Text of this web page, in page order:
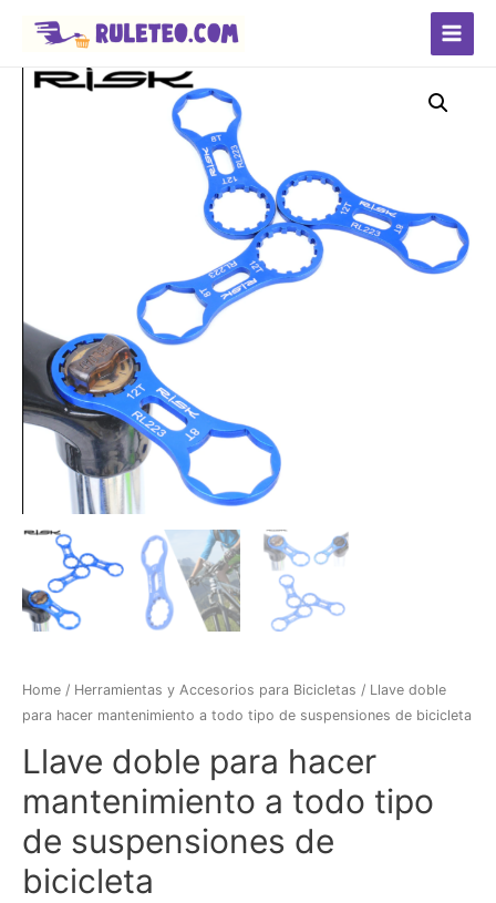
Main
Menu
Home / Herramientas y Accesorios para Bicicletas / Llave doble
para hacer mantenimiento a todo tipo de suspensiones de bicicleta
Llave doble para hacer
mantenimiento a todo tipo
de suspensiones de
bicicleta